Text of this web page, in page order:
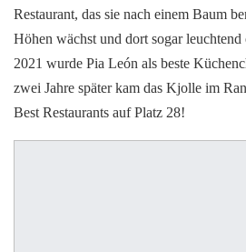
Restaurant, das sie nach einem Baum
Höhen wächst und dort sogar
2021 wurde Pia León als beste
zwei Jahre später kam das Kjolle im
Best Restaurants auf Platz 28!